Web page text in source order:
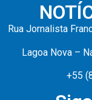
Rua Jornalista
Lagoa Nova –
+55